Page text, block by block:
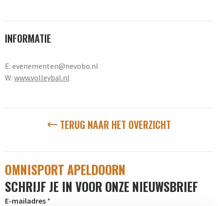
INFORMATIE
E: evenementen@nevobo.nl
W: www.volleybal.nl
TERUG NAAR HET OVERZICHT
OMNISPORT APELDOORN
SCHRIJF JE IN VOOR ONZE NIEUWSBRIEF
E-mailadres *